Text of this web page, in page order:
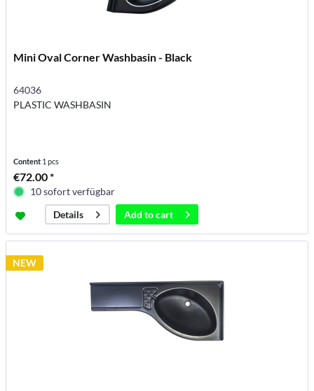
Mini Oval Corner Washbasin - Black
64036
PLASTIC WASHBASIN
Content 1 pcs
€72.00 *
10 sofort verfügbar
Details
Add tocart
NEW